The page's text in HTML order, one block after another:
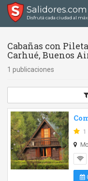
Salidores.com
Disfrutá cada ciudad al
Cabañas con
Carhué, Buenos
1 publicaciones
1